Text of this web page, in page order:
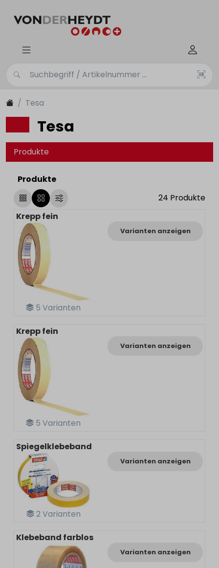
Tesa
Tesa
Produkte
Produkte
24 Produkte
5 Varianten
Krepp fein
Varianten anzeigen
5 Varianten
Krepp fein
Varianten anzeigen
2Varianten
Spiegelklebeband
Varianten anzeigen
Klebeband farblos
Varianten anzeigen